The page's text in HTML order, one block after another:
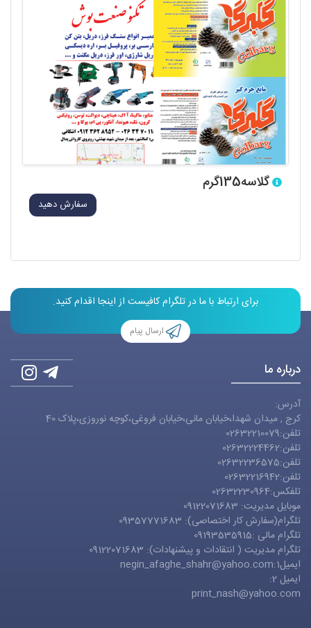
گلاسه135گرم
سفارش دهید
برای ارتباط با ما در تلگرام کافیست از اینجا اقدام کنید.
ارسال پیام
درباره ما
آدرس:
کرج , میدان شهدا،خیابان مانی،خیابان فروغی،کوچه نوروزی،پلاک 40
تلفن:02632210079
تلفن:02632224462
تلفن:02632236575
تلفن:02632216942
تلفکس:02632230964
موبایل مدیریت: 09122071683
تلگرام(سفارش کار اختصاصی): 09357771683
تلگرام مالی :09193535915
تلگرام مدیریت ( انتقادات و پیشنهادات): 09122071683
ایمیل1: negin_afaghe_shahr@yahoo.com
ایمیل 2:
print_nash@yahoo.com